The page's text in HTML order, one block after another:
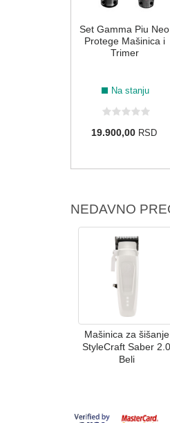
Set Gamma Piu Neo
Protege Mašinica i
Trimer
Na stanju
19.900,00 RSD
NEDAVNO
Mašinica za šišanje
StyleCraft Saber 2.0
Beli